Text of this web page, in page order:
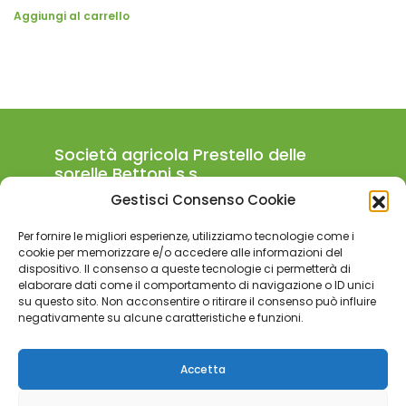
Gestisci Consenso Cookie
Per fornire le migliori esperienze, utilizziamo tecnologie come i
cookie per memorizzare e/o accedere alle informazioni del
dispositivo. Il consenso a queste tecnologie ci permetterà di
elaborare dati come il comportamento di navigazione o ID unici
su questo sito. Non acconsentire o ritirare il consenso può influire
negativamente su alcune caratteristiche e funzioni.
Accetta
Aggiungi al carrello
Società agricola Prestello delle
sorelle Bettoni s.s.
Località Prestello Borgo di Prestine
+39 324.840.4123
agricola.prestello@tiscali.it
Partita iva:04156750988
Codice REA:BS-592989
Informazioni aziendali